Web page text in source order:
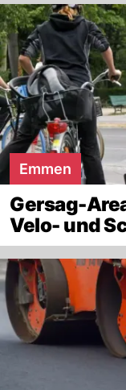
Emmen
Gersag-
Velo- und